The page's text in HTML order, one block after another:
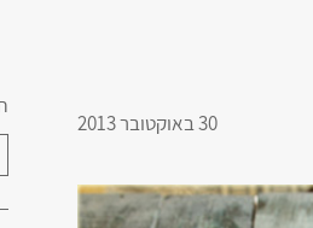
30 באוקטובר 2013